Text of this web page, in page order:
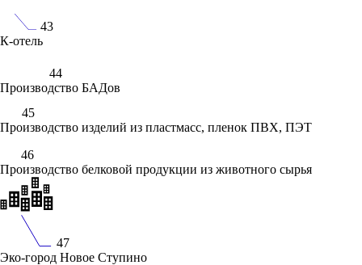
43
К-отель
44
Производство БАДов
45
Производство изделий из пластмасс, пленок ПВХ, ПЭТ
46
Производство белковой продукции из животного сырья
47
Эко-город Новое Ступино